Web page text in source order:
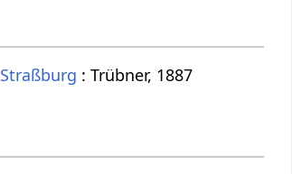
Straßburg : Trübner, 1887